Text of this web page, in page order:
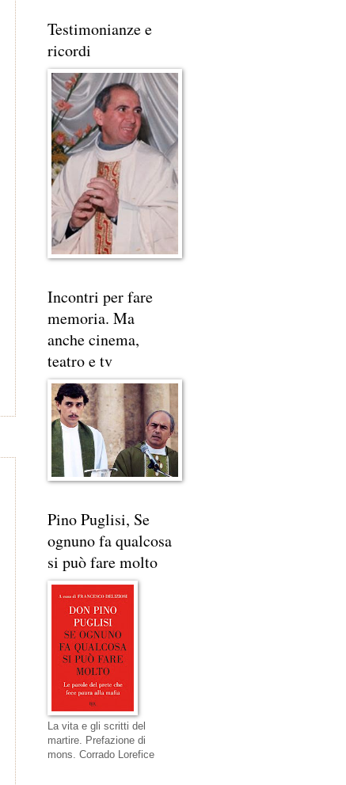
Testimonianze e
ricordi
Incontri per fare
memoria. Ma
anche cinema,
teatro e tv
Pino Puglisi, Se
ognuno fa qualcosa
si può fare molto
La vita e gli scritti del
martire. Prefazione di
mons. Corrado Lorefice